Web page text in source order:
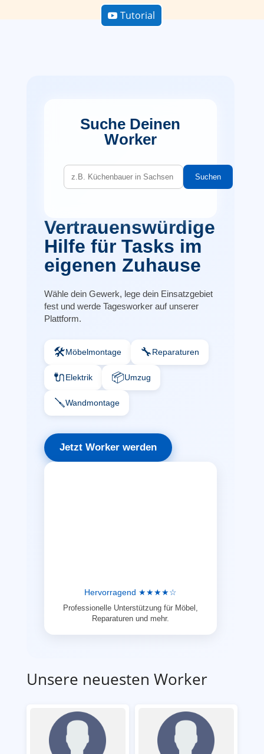
Tutorial
Suche Deinen
Worker
Suchen
Vertrauenswürdige
Hilfe für Tasks im
eigenen Zuhause
Wähle dein Gewerk, lege dein Einsatzgebiet
fest und werde Tagesworker auf unserer
Plattform.
🛠️Möbelmontage 🔧Reparaturen
🔌Elektrik 📦Umzug
🪛Wandmontage
Jetzt Worker werden
Hervorragend ★★★★☆
Professionelle Unterstützung für Möbel,
Reparaturen und mehr.
Unsere neuesten Worker